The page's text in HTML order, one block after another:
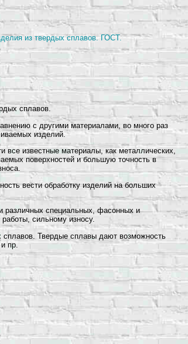
из твердых сплавов. ГОСТ.
сплавов.
с другими материалами, во много раз
изделий.
все известные материалы, как металлических,
поверхностей и большую точность в
вести обработку изделий на больших
различных специальных, фасонных и
сильному износу.
сплавов. Твердые сплавы дают возможность
пр.